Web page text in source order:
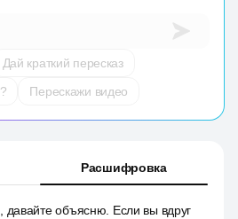
Дай краткий пересказ
Перескажи видео
Расшифровка
объясню. Если вы вдруг